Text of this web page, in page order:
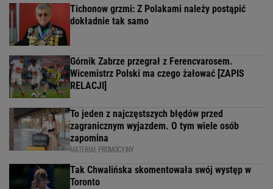
Tichonow grzmi: Z Polakami należy postąpić
dokładnie tak samo
Górnik Zabrze przegrał z Ferencvarosem.
Wicemistrz Polski ma czego żałować [ZAPIS
RELACJI]
To jeden z najczęstszych błędów przed
zagranicznym wyjazdem. O tym wiele osób
zapomina
MATERIAŁ PROMOCYJNY
Tak Chwalińska skomentowała swój występ w
Toronto